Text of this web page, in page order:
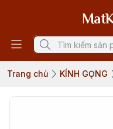
Trang chủ KÍNH GỌNG